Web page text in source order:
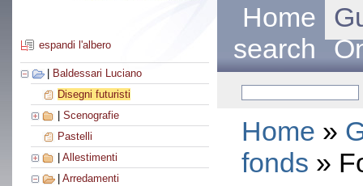
espandi l'albero
Baldessari Luciano
Disegni futuristi
Scenografie
Pastelli
Allestimenti
Arredamenti
Home
search
Home »
fonds »